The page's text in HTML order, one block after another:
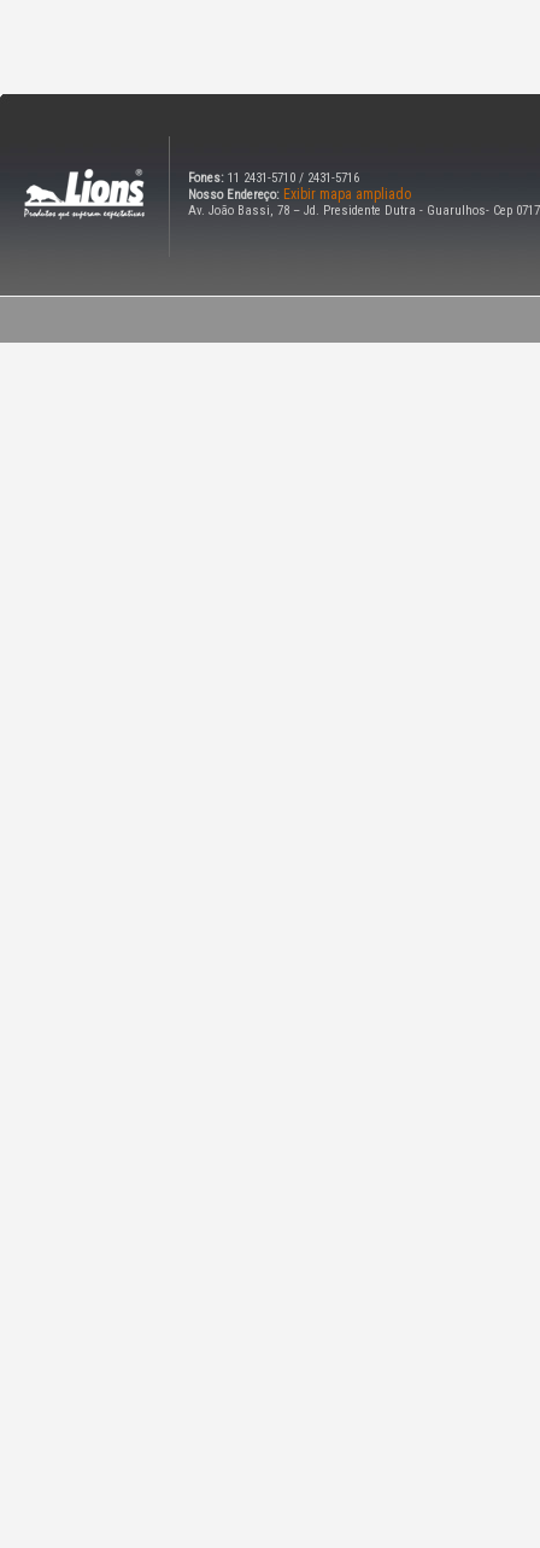
Fones: 11 2431-5710 / 2431-5716
Nosso Endereço: Exibir mapa ampliado
Av. João Bassi, 78 – Jd. Presidente Dutra - Guarulhos- Cep